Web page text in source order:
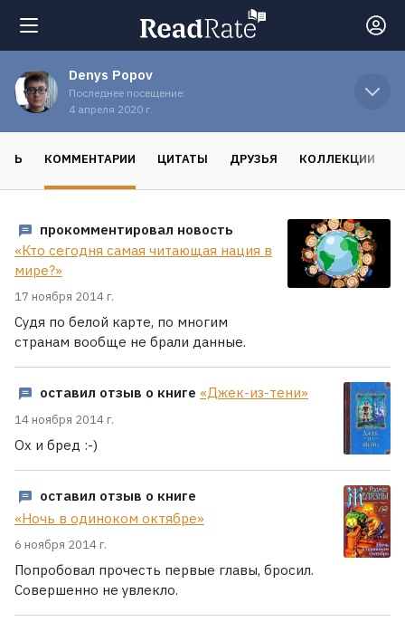
Поиск
Книги
Экранизации
Denys Popov
Последнее посещение:
4 апреля 2020 г.
КОММЕНТАРИИ ЦИТАТЫ ДРУЗЬЯ КОЛЛЕКЦИИ
прокомментировал новость
«Кто сегодня самая читающая нация в
мире?»
17 ноября 2014 г.
Судя по белой карте, по многим
странам вообще не брали данные.
оставил отзыв о книге «Джек-из-тени»
14 ноября 2014 г.
Ох и бред :-)
оставил отзыв о книге
«Ночь в одиноком октябре»
6 ноября 2014 г.
Попробовал прочесть первые главы, бросил.
Совершенно не увлекло.